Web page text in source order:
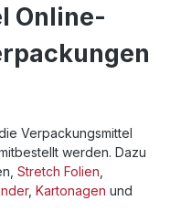
Online-
Verpackungsmittel
werden. Dazu
Stretch Folien
, Kartonagen und